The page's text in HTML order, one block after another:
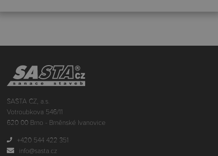
SASTA CZ, a.s.
Votroubkova 546/11
620 00 Brno - Brněnské Ivanovice
+420 544 422 351
info@sasta.cz